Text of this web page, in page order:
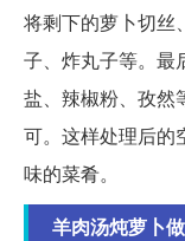
将剩下的萝卜切丝
子、炸丸子等。最
盐、辣椒粉、孜然
可。这样处理后的
味的菜肴。
羊肉汤炖萝卜